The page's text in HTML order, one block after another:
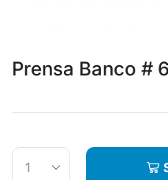
Prensa Banco #